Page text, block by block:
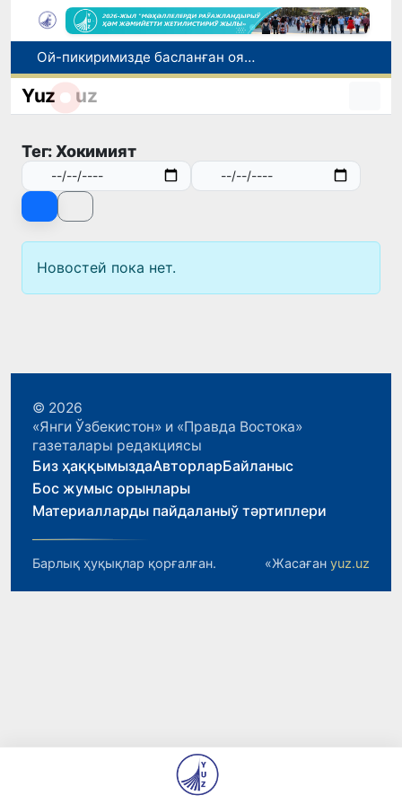
Ой-пикиримизде басланған ояныў жоқары шеклерге жетеклеп атыр
Өзбекстан мал гөши импортын арттырды: Ҳиндстан ҳәм Беларусь тийкарғы жеткерип бериўшилерге айланды
Мәмлекетлик хызмет: лаўазым емес, потенциал ҳәм нәтийже баҳаланатуғын жаңа дәўир
Yuz uz
Тег: Хокимият
Новостей пока нет.
© 2026
«Янги Ўзбекистон» и «Правда Востока»
газеталары редакциясы
Биз ҳаққымыздаАвторларБайланыс
Бос жумыс орынлары
Материалларды пайдаланыў тәртиплери
Барлық ҳуқықлар қорғалған. «Жасаған yuz.uz